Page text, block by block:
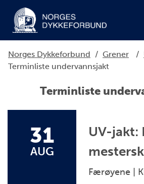
Norges Dykkeforbund / Grener /
Terminliste undervannsjakt
Terminliste
31
AUG
UV-jakt:
Færøyene |